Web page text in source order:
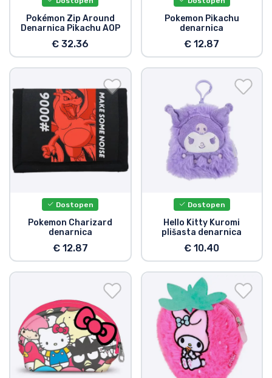
Pokémon Zip Around
Denarnica Pikachu AOP
€ 32.36
Pokemon Pikachu
denarnica
€ 12.87
Dostopen
Pokemon Charizard
denarnica
€ 12.87
Dostopen
Hello Kitty Kuromi
plišasta denarnica
€ 10.40